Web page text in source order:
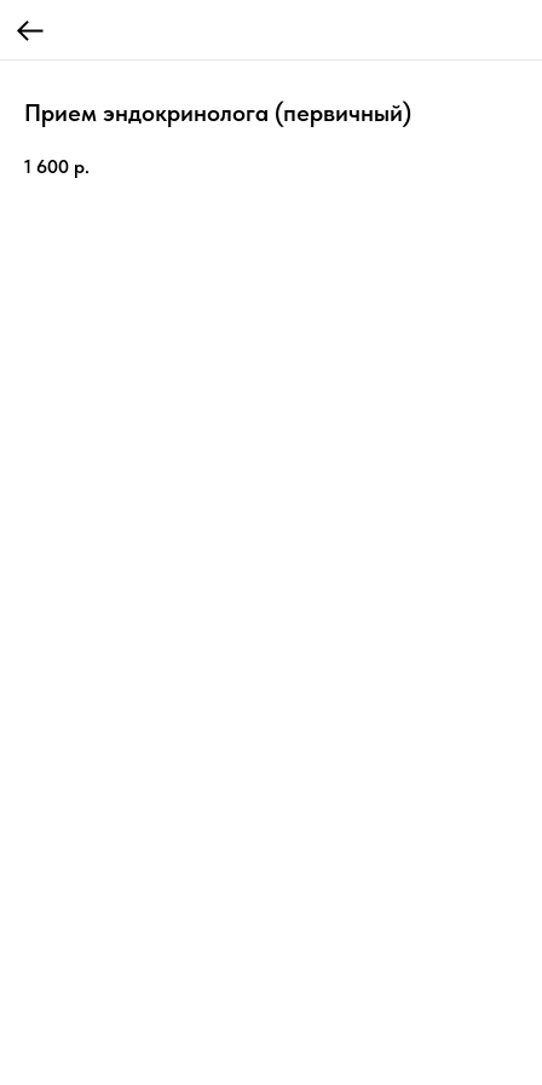
Прием эндокринолога (первичный)
1 600 р.